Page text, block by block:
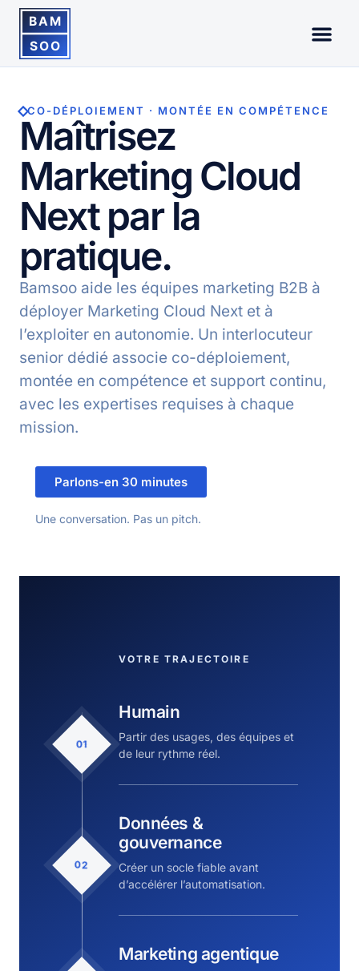
CO-DÉPLOIEMENT · MONTÉE EN COMPÉTENCE
Maîtrisez
Marketing Cloud
Next par la
pratique.
Bamsoo aide les équipes marketing B2B à
déployer Marketing Cloud Next et à
l’exploiter en autonomie. Un interlocuteur
senior dédié associe co-déploiement,
montée en compétence et support continu,
avec les expertises requises à chaque
mission.
Parlons-en 30 minutes
Une conversation. Pas un pitch.
VOTRE TRAJECTOIRE
01
Humain
Partir des usages, des équipes et
de leur rythme réel.
02
Données &
gouvernance
Créer un socle fiable avant
d’accélérer l’automatisation.
Marketing agentique